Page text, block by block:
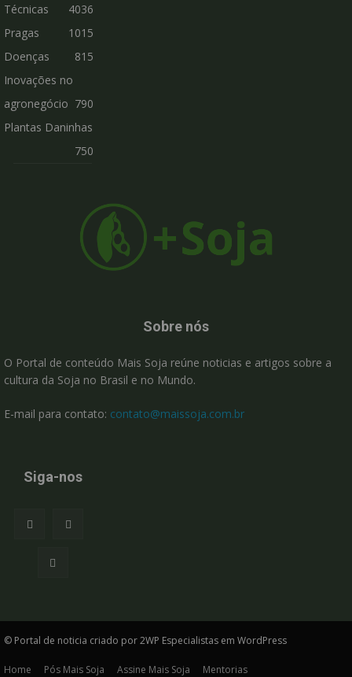
Técnicas
4036
Pragas
1015
Doenças
815
Inovações no
agronegócio 790
Plantas Daninhas
750
Sobre nós
O Portal de conteúdo Mais Soja reúne noticias e artigos sobre a
cultura da Soja no Brasil e no Mundo.
E-mail para contato: contato@maissoja.com.br
Siga-nos
© Portal de noticia criado por 2WP Especialistas em WordPress
Home Pós Mais Soja Assine Mais Soja Mentorias